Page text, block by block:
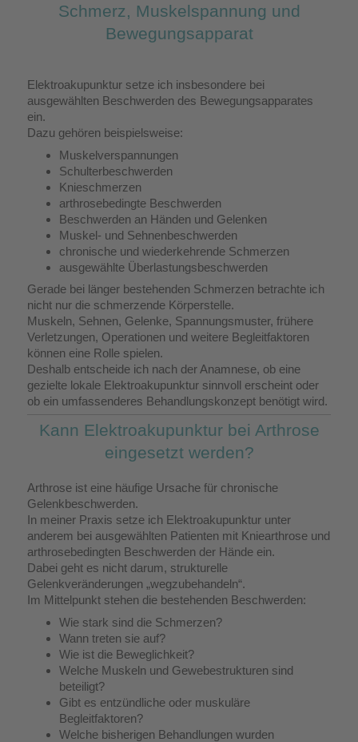
Schmerz, Muskelspannung und
Bewegungsapparat
Elektroakupunktur setze ich insbesondere bei
ausgewählten Beschwerden des Bewegungsapparates
ein.
Dazu gehören beispielsweise:
Muskelverspannungen
Schulterbeschwerden
Knieschmerzen
arthrosebedingte Beschwerden
Beschwerden an Händen und Gelenken
Muskel- und Sehnenbeschwerden
chronische und wiederkehrende Schmerzen
ausgewählte Überlastungsbeschwerden
Gerade bei länger bestehenden Schmerzen betrachte ich
nicht nur die schmerzende Körperstelle.
Muskeln, Sehnen, Gelenke, Spannungsmuster, frühere
Verletzungen, Operationen und weitere Begleitfaktoren
können eine Rolle spielen.
Deshalb entscheide ich nach der Anamnese, ob eine
gezielte lokale Elektroakupunktur sinnvoll erscheint oder
ob ein umfassenderes Behandlungskonzept benötigt wird.
Kann Elektroakupunktur bei Arthrose
eingesetzt werden?
Arthrose ist eine häufige Ursache für chronische
Gelenkbeschwerden.
In meiner Praxis setze ich Elektroakupunktur unter
anderem bei ausgewählten Patienten mit Kniearthrose und
arthrosebedingten Beschwerden der Hände ein.
Dabei geht es nicht darum, strukturelle
Gelenkveränderungen „wegzubehandeln“.
Im Mittelpunkt stehen die bestehenden Beschwerden:
Wie stark sind die Schmerzen?
Wann treten sie auf?
Wie ist die Beweglichkeit?
Welche Muskeln und Gewebestrukturen sind
beteiligt?
Gibt es entzündliche oder muskuläre
Begleitfaktoren?
Welche bisherigen Behandlungen wurden